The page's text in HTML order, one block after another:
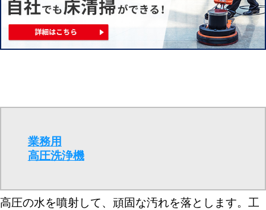
業務用
高圧洗浄機
高圧の水を噴射して、頑固な汚れを落とします。工